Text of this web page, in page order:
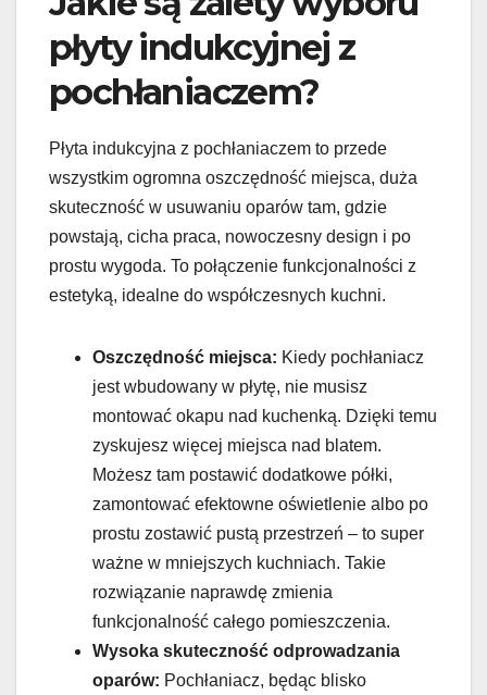
płyty indukcyjnej z
pochłaniaczem?
Płyta indukcyjna z pochłaniaczem to przede
wszystkim ogromna oszczędność miejsca, duża
skuteczność w usuwaniu oparów tam, gdzie
powstają, cicha praca, nowoczesny design i po
prostu wygoda. To połączenie funkcjonalności z
estetyką, idealne do współczesnych kuchni.
Oszczędność miejsca: Kiedy pochłaniacz
jest wbudowany w płytę, nie musisz
montować okapu nad kuchenką. Dzięki temu
zyskujesz więcej miejsca nad blatem.
Możesz tam postawić dodatkowe półki,
zamontować efektowne oświetlenie albo po
prostu zostawić pustą przestrzeń – to super
ważne w mniejszych kuchniach. Takie
rozwiązanie naprawdę zmienia
funkcjonalność całego pomieszczenia.
Wysoka skuteczność odprowadzania
oparów: Pochłaniacz, będąc blisko